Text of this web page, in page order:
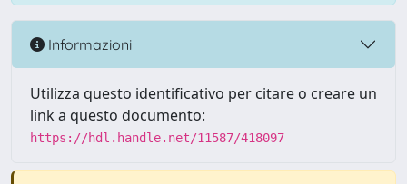
Informazioni
Utilizza questo identificativo per citare o creare un
link a questo documento:
https://hdl.handle.net/11587/418097